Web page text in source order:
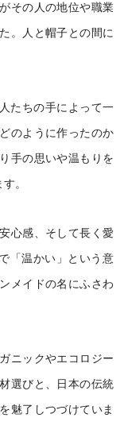
その人の地位や職業
。人と帽子との間に
たちの手によって一
のように作ったのか
手の思いや温もりを
。
心感、そして長く愛
「温かい」という意
メイドの名にふさわ
ニックやエコロジー
選びと、日本の伝統
魅了しつづけていま